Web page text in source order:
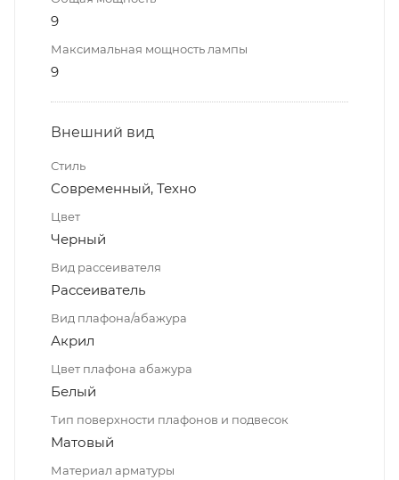
9
Максимальная мощность лампы
9
Внешний вид
Стиль
Современный, Техно
Цвет
Черный
Вид рассеивателя
Рассеиватель
Вид плафона/абажура
Акрил
Цвет плафона абажура
Белый
Тип поверхности плафонов и подвесок
Матовый
Материал арматуры